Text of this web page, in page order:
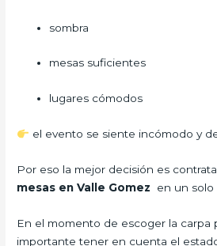
sombra
mesas suficientes
lugares cómodos
el evento se siente incómodo y
Por eso la mejor decisión es
mesas en Valle Gomez en un solo
En el momento de escoger la carpa
importante tener en cuenta el